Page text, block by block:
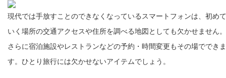
現代では手放すことのできなくなっているスマートフォンは、初めて
いく場所の交通アクセスや住所を調べる地図としても欠かせません。
さらに宿泊施設やレストランなどの予約・時間変更もその場でできま
す。ひとり旅行には欠かせないアイテムでしょう。